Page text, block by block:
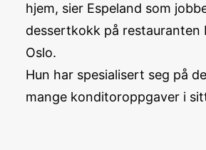
hjem, sier Espeland som
dessertkokk på restauranten
Oslo.
Hun har spesialisert seg på
mange konditoroppgaver i